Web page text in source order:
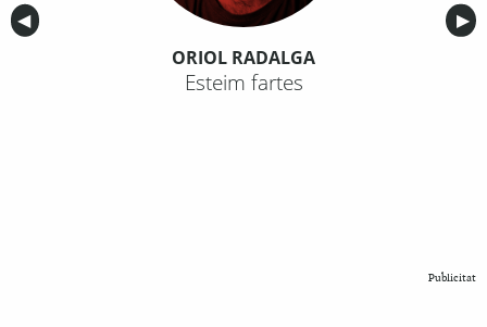
Anterior
◀︎ ▶︎
ORIOL RADALGA
Esteim fartes
Publicitat